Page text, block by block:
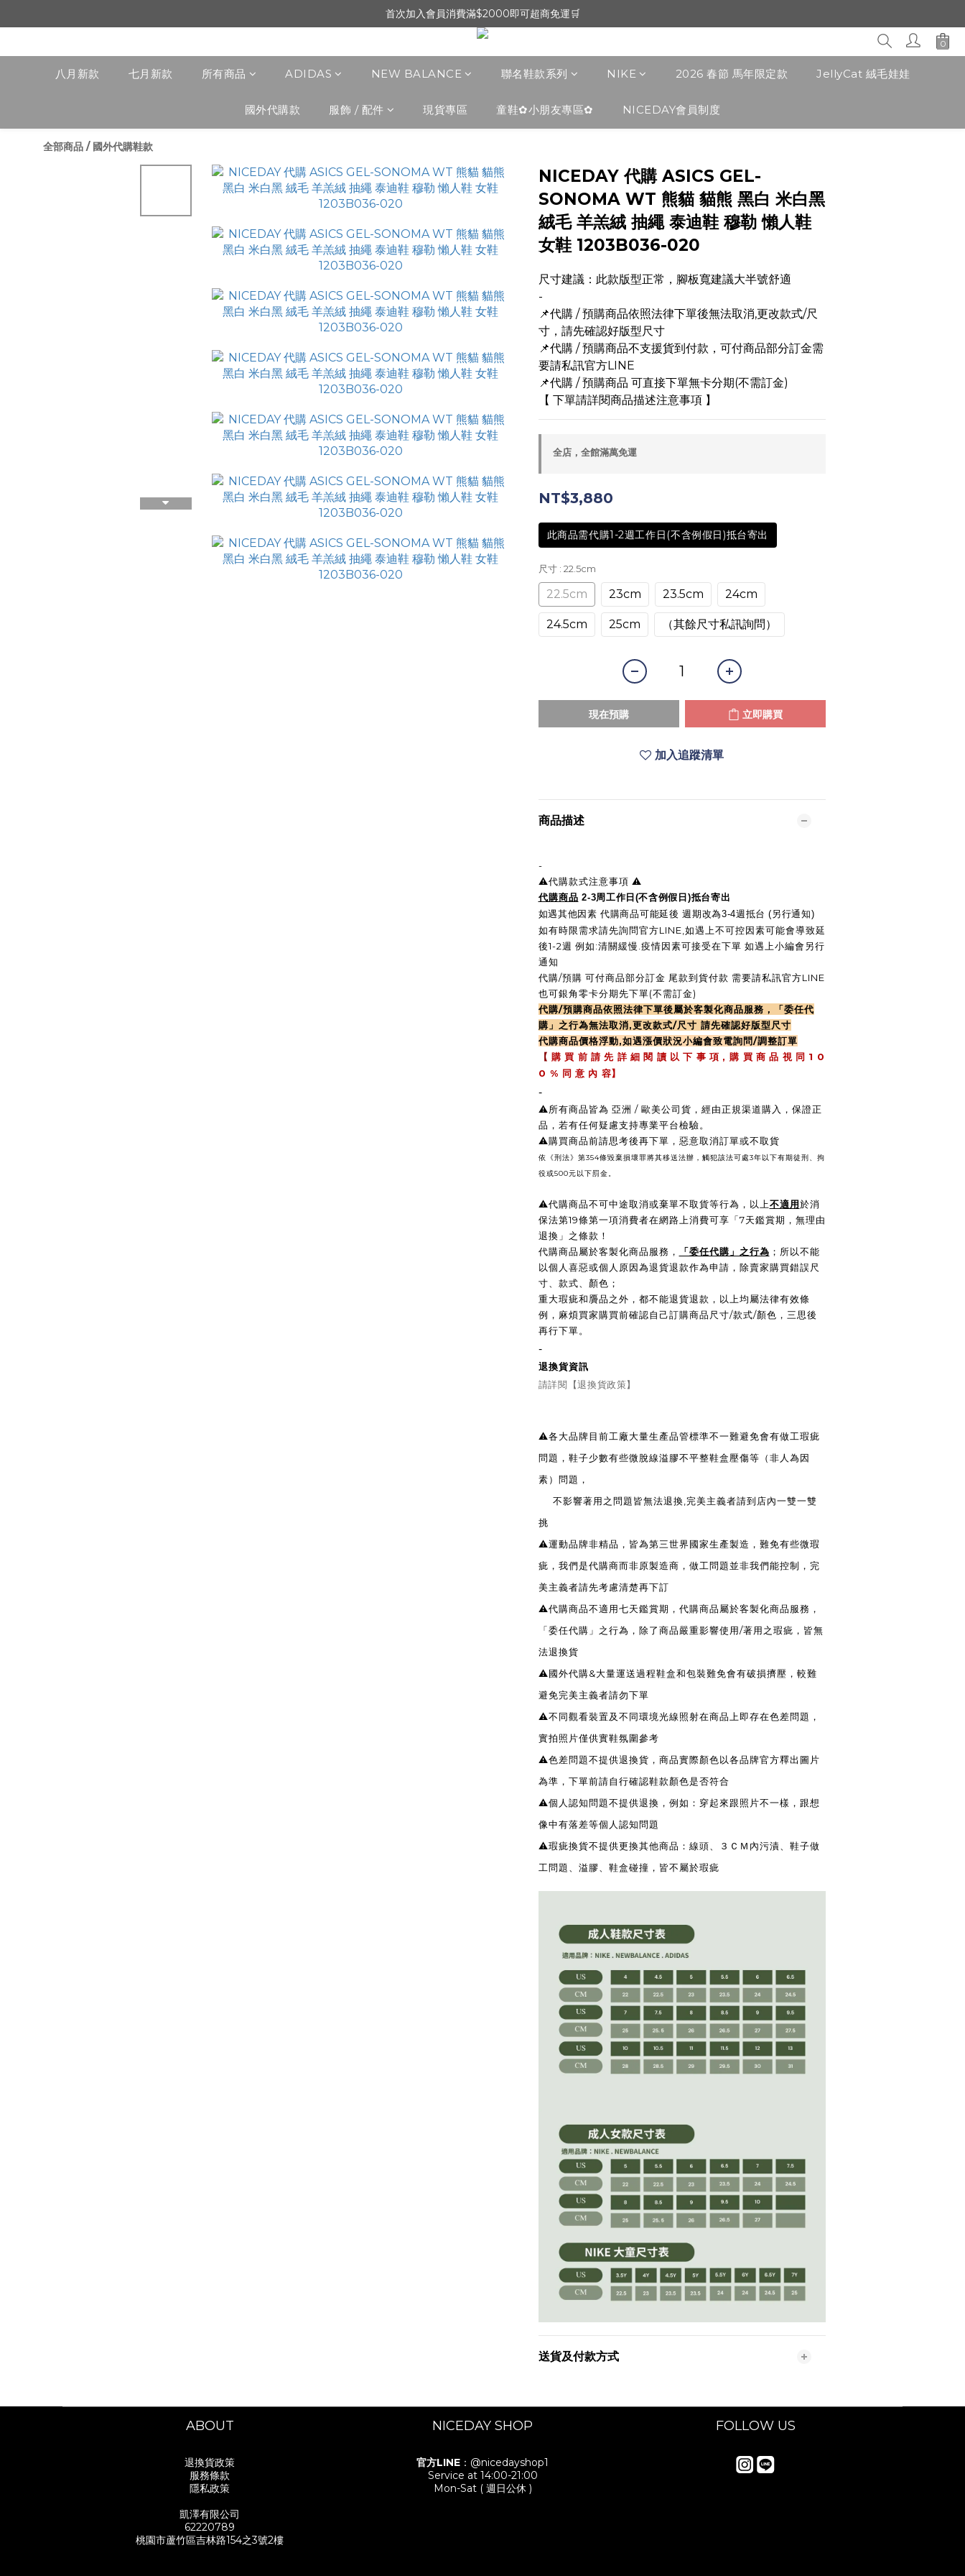
首次加入會員消費滿$2000即可超商免運🛒
八月新款 七月新款 所有商品 ADIDAS NEW BALANCE 聯名鞋款系列 NIKE 2026 春節 馬年限定款 JellyCat 絨毛娃娃
國外代購款 服飾 / 配件 現貨專區 童鞋✿小朋友專區✿ NICEDAY會員制度
全部商品 / 國外代購鞋款
NICEDAY 代購 ASICS GEL-
SONOMA WT 熊貓 貓熊 黑白 米白黑
絨毛 羊羔絨 抽繩 泰迪鞋 穆勒 懶人鞋
女鞋 1203B036-020
尺寸建議：此款版型正常，腳板寬建議大半號舒適
-
📌代購 / 預購商品依照法律下單後無法取消,更改款式/尺
寸，請先確認好版型尺寸
📌代購 / 預購商品不支援貨到付款，可付商品部分訂金需
要請私訊官方LINE
📌代購 / 預購商品 可直接下單無卡分期(不需訂金)
【 下單請詳閱商品描述注意事項 】
全店，全館滿萬免運
NT$3,880
此商品需代購1-2週工作日(不含例假日)抵台寄出
尺寸 : 22.5cm
22.5cm 23cm 23.5cm 24cm
24.5cm 25cm （其餘尺寸私訊詢問）
現在預購 立即購買
加入追蹤清單
商品描述
-
⚠️代購款式注意事項 ⚠️
代購商品 2-3周工作日(不含例假日)抵台寄出
如遇其他因素 代購商品可能延後 週期改為3-4週抵台 (另行通知)
如有時限需求請先詢問官方LINE,如遇上不可控因素可能會導致延
後1-2週 例如:清關緩慢.疫情因素可接受在下單 如遇上小編會另行
通知
代購/預購 可付商品部分訂金 尾款到貨付款 需要請私訊官方LINE
也可銀角零卡分期先下單(不需訂金)
代購/預購商品依照法律下單後屬於客製化商品服務，「委任代
購」之行為無法取消,更改款式/尺寸 請先確認好版型尺寸
代購商品價格浮動,如遇漲價狀況小編會致電詢問/調整訂單
【 購 買 前 請 先 詳 細 閱 讀 以 下 事 項 ,購 買 商 品 視 同 1 0
0 % 同 意 內 容】
-
⚠️所有商品皆為 亞洲 / 歐美公司貨，經由正規渠道購入，保證正
品，若有任何疑慮支持專業平台檢驗。
⚠️購買商品前請思考後再下單，惡意取消訂單或不取貨
依《刑法》第354條毀棄損壞罪將其移送法辦，觸犯該法可處3年以下有期徒刑、拘
役或500元以下罰金。
⚠️代購商品不可中途取消或棄單不取貨等行為，以上不適用於消
保法第19條第一項消費者在網路上消費可享「7天鑑賞期，無理由
退換」之條款！
代購商品屬於客製化商品服務，
「委任代購」之行為 ；所以不能
以個人喜惡或個人原因為退貨退款作為申請，除賣家購買錯誤尺
寸、款式、顏色；
重大瑕疵和贗品之外，都不能退貨退款，以上均屬法律有效條
例，麻煩買家購買前確認自己訂購商品尺寸/款式/顏色，三思後
再行下單。
-
退換貨資訊
請詳閱【退換貨政策】
⚠️各大品牌目前工廠大量生產品管標準不一難避免會有做工瑕疵
問題，鞋子少數有些微脫線溢膠不平整鞋盒壓傷等（非人為因
素）問題，
不影響著用之問題皆無法退換,完美主義者請到店內一雙一雙
挑
⚠️運動品牌非精品，皆為第三世界國家生產製造，難免有些微瑕
疵，我們是代購商而非原製造商，做工問題並非我們能控制，完
美主義者請先考慮清楚再下訂
⚠️代購商品不適用七天鑑賞期，代購商品屬於客製化商品服務，
「委任代購」之行為，除了商品嚴重影響使用/著用之瑕疵，皆無
法退換貨
⚠️國外代購&大量運送過程鞋盒和包裝難免會有破損擠壓，較難
避免完美主義者請勿下單
⚠️不同觀看裝置及不同環境光線照射在商品上即存在色差問題，
實拍照片僅供實鞋氛圍參考
⚠️色差問題不提供退換貨，商品實際顏色以各品牌官方釋出圖片
為準，下單前請自行確認鞋款顏色是否符合
⚠️個人認知問題不提供退換，例如：穿起來跟照片不一樣，跟想
像中有落差等個人認知問題
⚠️瑕疵換貨不提供更換其他商品：線頭、３ＣＭ內污漬、鞋子做
工問題、溢膠、鞋盒碰撞，皆不屬於瑕疵
送貨及付款方式
ABOUT
退換貨政策
服務條款
隱私政策
凱澤有限公司
62220789
桃園市蘆竹區吉林路154之3號2樓
NICEDAY SHOP
官方LINE ：@nicedayshop1
Service at 14:00-21:00
Mon-Sat ( 週日公休 )
FOLLOW US